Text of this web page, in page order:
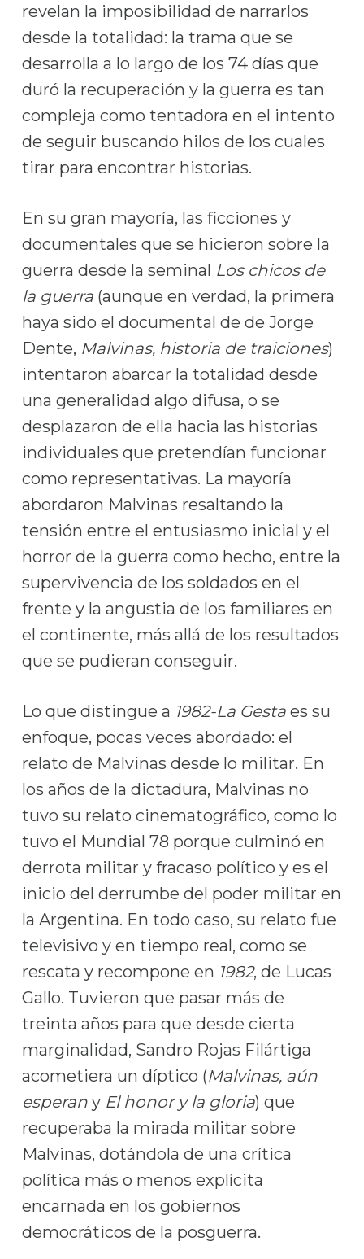
revelan la imposibilidad de narrarlos
desde la totalidad: la trama que se
desarrolla a lo largo de los 74 días que
duró la recuperación y la guerra es tan
compleja como tentadora en el intento
de seguir buscando hilos de los cuales
tirar para encontrar historias.
En su gran mayoría, las ficciones y
documentales que se hicieron sobre la
guerra desde la seminal Los chicos de
la guerra(aunque en verdad, la primera
haya sido el documental de de Jorge
Dente, Malvinas, historia de traiciones)
intentaron abarcar la totalidad desde
una generalidad algo difusa, o se
desplazaron de ella hacia las historias
individuales que pretendían funcionar
como representativas. La mayoría
abordaron Malvinas resaltando la
tensión entre el entusiasmo inicial y el
horror de la guerra como hecho, entre la
supervivencia de los soldados en el
frente y la angustia de los familiares en
el continente, más allá de los resultados
que se pudieran conseguir.
Lo que distingue a 1982-La Gestaes su
enfoque, pocas veces abordado: el
relato de Malvinas desde lo militar. En
los años de la dictadura, Malvinas no
tuvo su relato cinematográfico, como lo
tuvo el Mundial 78 porque culminó en
derrota militar y fracaso político y es el
inicio del derrumbe del poder militar en
la Argentina. En todo caso, su relato fue
televisivo y en tiempo real, como se
rescata y recompone en 1982, de Lucas
Gallo. Tuvieron que pasar más de
treinta años para que desde cierta
marginalidad, Sandro Rojas Filártiga
acometiera un díptico (Malvinas, aún
esperany El honor y la gloria) que
recuperaba la mirada militar sobre
Malvinas, dotándola de una crítica
política más o menos explícita
encarnada en los gobiernos
democráticos de la posguerra.